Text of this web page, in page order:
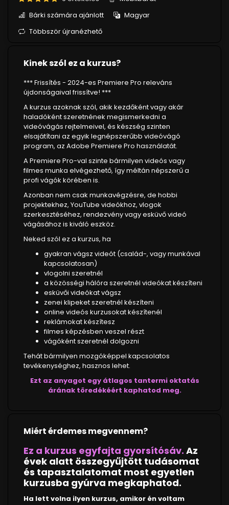
Bárki számára ajánlott
Magyar
Többször újranézhető
Kinek szól ez a kurzus?
*** Frissítés - 2024-es Premiere Pro releváns
újdonságaival frissítve! ***
A kurzus azoknak szól, akik kezdőként vagy akár
haladóként szeretnének megismerkedni a
videóvágás rejtelmeivel, és készség szinten
elsajátítani az egyik legnépszerűbb videóvágó
program, az Adobe Premiere Pro használatát.
A Premiere Pro-val szinte bármilyen videós vagy
filmes munka elvégezhető, így méltán népszerű a
profi vágók körében is.
Azonban nem csak munkavégzésre, de hobbi
projektekhez, YouTube videókhoz, vlogok
szerkesztéséhez, rendezvény vagy esküvő videó
vágásához is kiváló eszköz.
Neked szól ez a kurzus, ha
gyakran vágsz videót (család-, vagy munkával
kapcsolatosan)
vlogolni szeretnél
a közösségi hálóra szeretnél videókat készíteni
esküvői videókat vágsz
zenei klipeket szeretnél készíteni
online videós kurzusokat készítenél
reklámokat készítesz
filmes képzésben veszel részt
vágóként szeretnél dolgozni
Tehát bármilyen mozgóképpel kapcsolatos
tevékenységhez, hasznos lehet.
Ezt az anyagot egy átlagos tantermi oktatás
árának töredékéért kaphatod meg.
Miért érdemes megvennem?
Ez a kurzus egyfajta gyorsítósáv. Az
évek alatt összegyűjtött tudásomat
és tapasztalatomat most egyetlen
kurzusba gyúrva megkaphatod.
Ha lett volna ilyen kurzus, amikor én voltam